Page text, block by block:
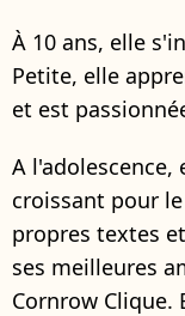
À 10 ans, elle
Petite, elle
et est
A
croissant pour
propres textes
ses meilleures
Cornrow Clique.